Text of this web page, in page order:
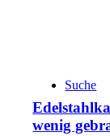
Suche
wenig